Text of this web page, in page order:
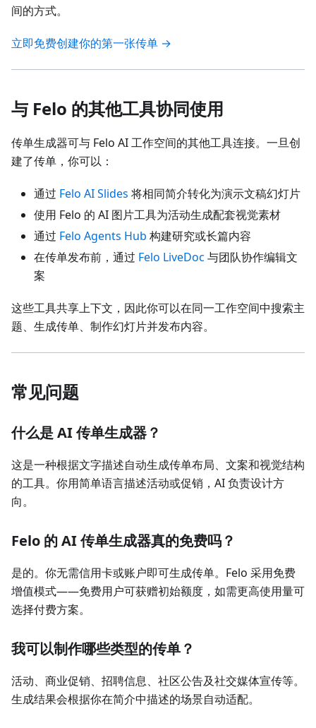
间的方式。
立即免费创建你的第一张传单 →
与 Felo 的其他工具协同使用
传单生成器可与 Felo AI 工作空间的其他工具连接。一旦创
建了传单，你可以：
通过 Felo AI Slides 将相同简介转化为演示文稿幻灯片
使用 Felo 的 AI 图片工具为活动生成配套视觉素材
通过 Felo Agents Hub 构建研究或长篇内容
在传单发布前，通过 Felo LiveDoc 与团队协作编辑文
案
这些工具共享上下文，因此你可以在同一工作空间中搜索主
题、生成传单、制作幻灯片并发布内容。
常见问题
什么是 AI 传单生成器？
这是一种根据文字描述自动生成传单布局、文案和视觉结构
的工具。你用简单语言描述活动或促销，AI 负责设计方
向。
Felo 的 AI 传单生成器真的免费吗？
是的。你无需信用卡或账户即可生成传单。Felo 采用免费
增值模式——免费用户可获赠初始额度，如需更高使用量可
选择付费方案。
我可以制作哪些类型的传单？
活动、商业促销、招聘信息、社区公告及社交媒体宣传等。
生成结果会根据你在简介中描述的场景自动适配。